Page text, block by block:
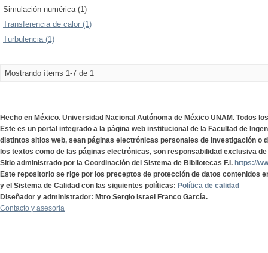
Simulación numérica (1)
Transferencia de calor (1)
Turbulencia (1)
Mostrando ítems 1-7 de 1
Hecho en México. Universidad Nacional Autónoma de México UNAM. Todos
Este es un portal integrado a la página web institucional de la Facultad de
distintos sitios web, sean páginas electrónicas personales de investigación o
los textos como de las páginas electrónicas, son responsabilidad exclusiva
Sitio administrado por la Coordinación del Sistema de Bibliotecas F.I. https://
Este repositorio se rige por los preceptos de protección de datos contenidos
y el Sistema de Calidad con las siguientes políticas: Política de calidad
Diseñador y administrador: Mtro Sergio Israel Franco García.
Contacto y asesoría